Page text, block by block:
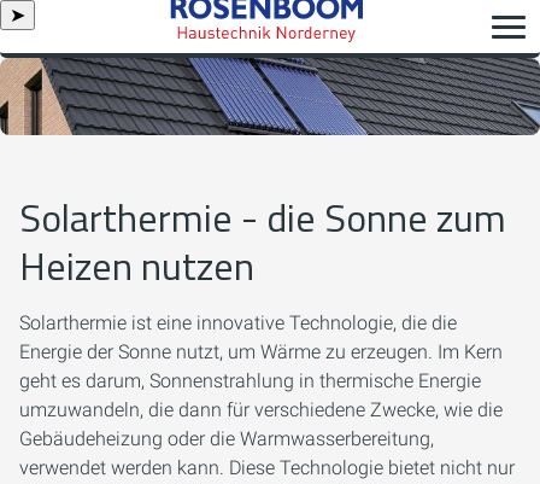
➤
Solarthermie - die Sonne zum
Heizen nutzen
Solarthermie ist eine innovative Technologie, die die
Energie der Sonne nutzt, um Wärme zu erzeugen. Im Kern
geht es darum, Sonnenstrahlung in thermische Energie
umzuwandeln, die dann für verschiedene Zwecke, wie die
Gebäudeheizung oder die Warmwasserbereitung,
verwendet werden kann. Diese Technologie bietet nicht nur